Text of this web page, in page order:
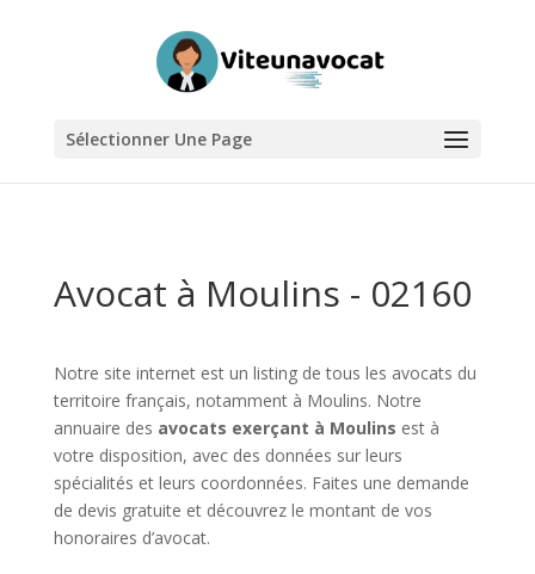
Sélectionner Une Page
Avocat à Moulins - 02160
Notre site internet est un listing de tous les avocats du
territoire français, notamment à Moulins. Notre
annuaire des avocats exerçant à Moulins est à
votre disposition, avec des données sur leurs
spécialités et leurs coordonnées. Faites une demande
de devis gratuite et découvrez le montant de vos
honoraires d’avocat.